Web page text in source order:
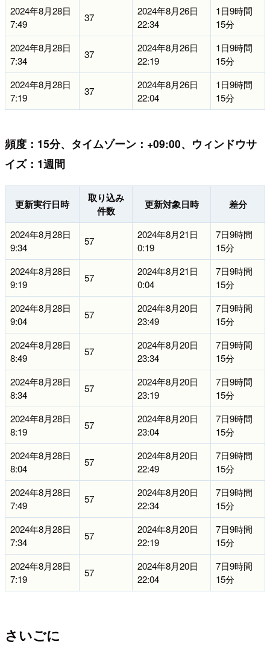
2024年8月28日
7:49
37
2024年8月26日
22:34
1日9時間
15分
2024年8月28日
7:34
37
2024年8月26日
22:19
1日9時間
15分
2024年8月28日
7:19
37
2024年8月26日
22:04
1日9時間
15分
頻度：15分、タイムゾーン：+09:00、ウィンドウサ
イズ：1週間
更新実行日時
取り込み
件数
更新対象日時 差分
2024年8月28日
9:34
57
2024年8月21日
0:19
7日9時間
15分
2024年8月28日
9:19
57
2024年8月21日
0:04
7日9時間
15分
2024年8月28日
9:04
57
2024年8月20日
23:49
7日9時間
15分
2024年8月28日
8:49
57
2024年8月20日
23:34
7日9時間
15分
2024年8月28日
8:34
57
2024年8月20日
23:19
7日9時間
15分
2024年8月28日
8:19
57
2024年8月20日
23:04
7日9時間
15分
2024年8月28日
8:04
57
2024年8月20日
22:49
7日9時間
15分
2024年8月28日
7:49
57
2024年8月20日
22:34
7日9時間
15分
2024年8月28日
7:34
57
2024年8月20日
22:19
7日9時間
15分
2024年8月28日
7:19
57
2024年8月20日
22:04
7日9時間
15分
さいごに